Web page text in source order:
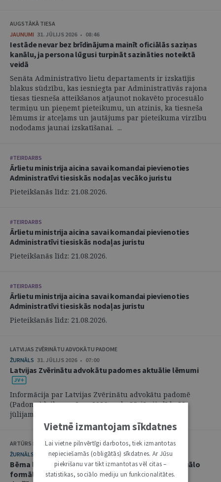
AUGSTĀKĀ TIESA
JAUNUMI 31. JŪLIJS 2026 • 08:46
Iestāde nevar bez brīdinājuma mainīt oficiālās saziņas
kanālu, ja persona lūgusi turpināt sazināties noteiktā
veidā
Senāta Administratīvo lietu departaments ir izskatījis
blakus sūdzību, kas iesniegta par Administratīvās rajona
tiesas tiesneša atteikšanos atjaunot nokavēto procesuālo
termiņu un pieņemt pieteikumu, un atzinis, ka tiesneša
lēmums ir atceļams un jautājums par pieteikuma virzību
nododams jaunai izskatīšanai. ...
#TEIRDARBS
Ārlietu ministrija aicina savai komandai pievienoties
Administratīvi tiesiskās nodaļas vecāko juristu
Pieteikšanās līdz: 21.08.2026.
#TEIRDARBS
Ārlietu ministrija aicina savai komandai pievienoties
Administratīvi tiesiskās nodaļas juristu
Pieteikšanās līdz: 21.08.2026.
#TEIRDARBS
Ārlietu ministrija aicina savai komandai pievienoties
Administratīvi tiesiskās nodaļas juristu
Pieteikšanās līdz: 21.08.2026.
LATVIJAS ZVĒRINĀTU ADVOKĀTU PADOME
ŽURNĀLS 31. JŪLIJS 2026 • 07:00
Latvijas Zvērinātu advokātu padomes aktuālie lēmumi
Informācija par Latvijas Zvērinātu advokātu padomē
(Padome) laikposmā no 2026. gada 25. jūnija līdz 28.
jūlijam pieņemtajiem lēmumiem. ...
ARTŪRS KURBATOVS, INGA KUDEIKINA, MARTA URBĀNE
ŽURNĀLS
29. JŪLIJS 2026 • 08:00
Bērna labākās intereses civilprocesā: starp procesuālo
formālismu un pienākumu nekavējoties reaģēt uz
Vietnē izmantojam sīkdatnes
Lai vietne pilnvērtīgi darbotos, tiek izmantotas
nepieciešamās (obligātās) sīkdatnes. Ar Jūsu
piekrišanu var tikt izmantotas vēl citas –
statistikas, sociālo mediju un funkcionalitātes.